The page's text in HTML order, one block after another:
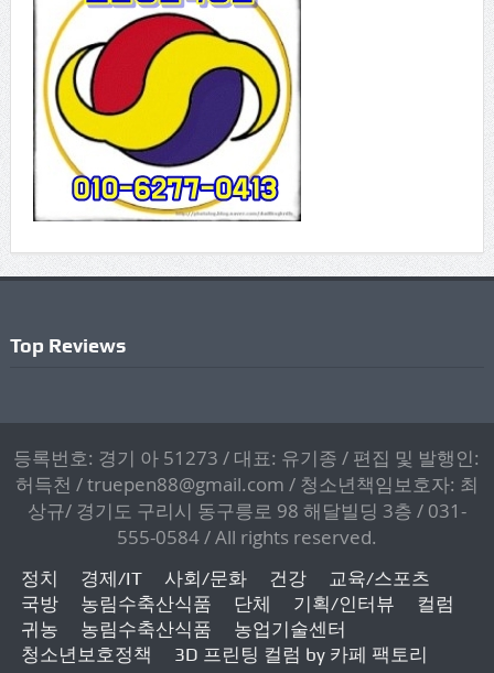
Top Reviews
등록번호: 경기 아 51273 / 대표: 유기종 / 편집 및 발행인:
허득천 / truepen88@gmail.com / 청소년책임보호자: 최
상규/ 경기도 구리시 동구릉로 98 해달빌딩 3층 / 031-
555-0584 / All rights reserved.
정치 경제/IT 사회/문화 건강
교육/스포츠
국방
농림수축산식품 단체 기획/인터뷰
컬럼
귀농
농림수축산식품
농업기술센터
청소년보호정책
3D 프린팅 컬럼 by 카페 팩토리